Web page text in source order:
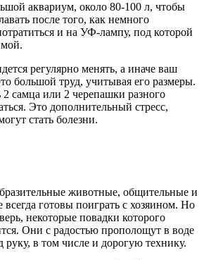
аквариум, около 80-100 л, чтобы
после того, как немного
и на УФ-лампу, под которой
регулярно менять, а иначе ваш
большой труд, учитывая его размеры.
2 самца или 2 черепашки разного
Это дополнительный стресс,
стать болезни.
животные, общительные и
готовы поиграть с хозяином. Но
некоторые повадки которого
Они с радостью прополощут в воде
руку, в том числе и дорогую технику.